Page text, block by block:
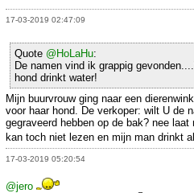
17-03-2019 02:47:09
Quote @HoLaHu:
De namen vind ik grappig
hond drinkt water!
Mijn buurvrouw ging naar een
voor haar hond. De verkoper: wilt U de
gegraveerd hebben op de bak? nee
kan toch niet lezen en mijn man drinkt
17-03-2019 05:20:54
@jero